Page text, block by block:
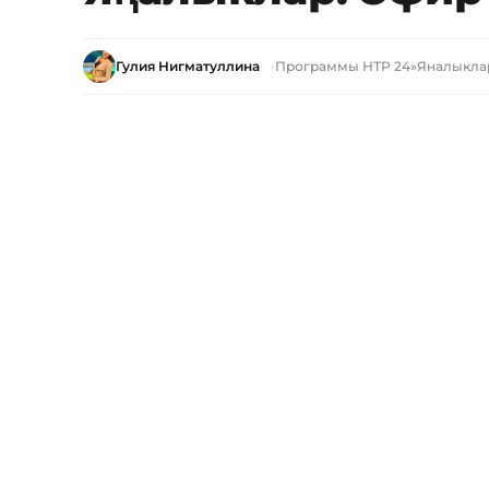
Гулия Нигматуллина Программы НТР 24»